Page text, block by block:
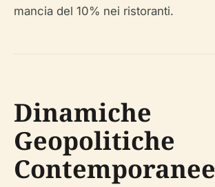
mancia del 10% nei ristoranti.
Dinamiche
Geopolitiche
Contemporanee